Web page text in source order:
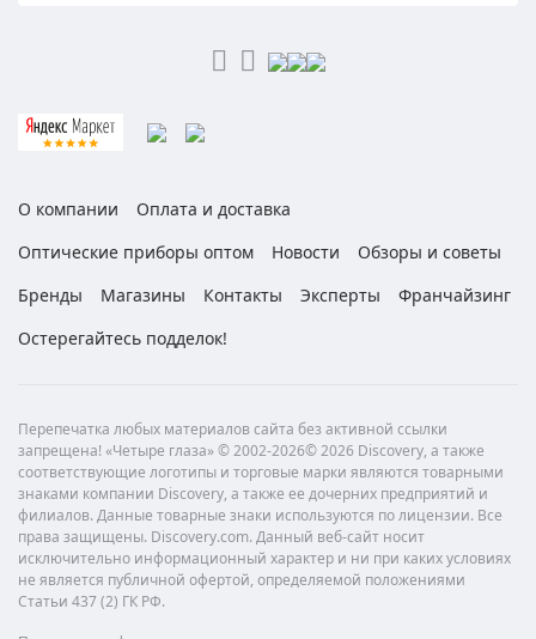
О компании
Оплата и доставка
Оптические приборы оптом
Новости
Обзоры и советы
Бренды
Магазины Контакты Эксперты
Франчайзинг
Остерегайтесь подделок!
Перепечатка любых материалов сайта без активной ссылки
запрещена! «Четыре глаза» © 2002-2026© 2026 Discovery, а также
соответствующие логотипы и торговые марки являются товарными
знаками компании Discovery, а также ее дочерних предприятий и
филиалов. Данные товарные знаки используются по лицензии. Все
права защищены. Discovery.com. Данный веб-сайт носит
исключительно информационный характер и ни при каких условиях
не является публичной офертой, определяемой положениями
Статьи 437 (2) ГК РФ.